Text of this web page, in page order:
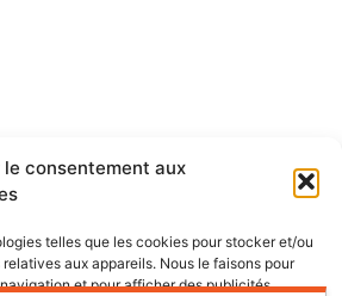
le consentement aux
telles que les cookies pour stocker et/ou
aux appareils. Nous le faisons pour
et pour afficher des publicités